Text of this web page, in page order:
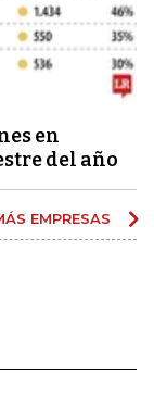
en
del año
EMPRESAS